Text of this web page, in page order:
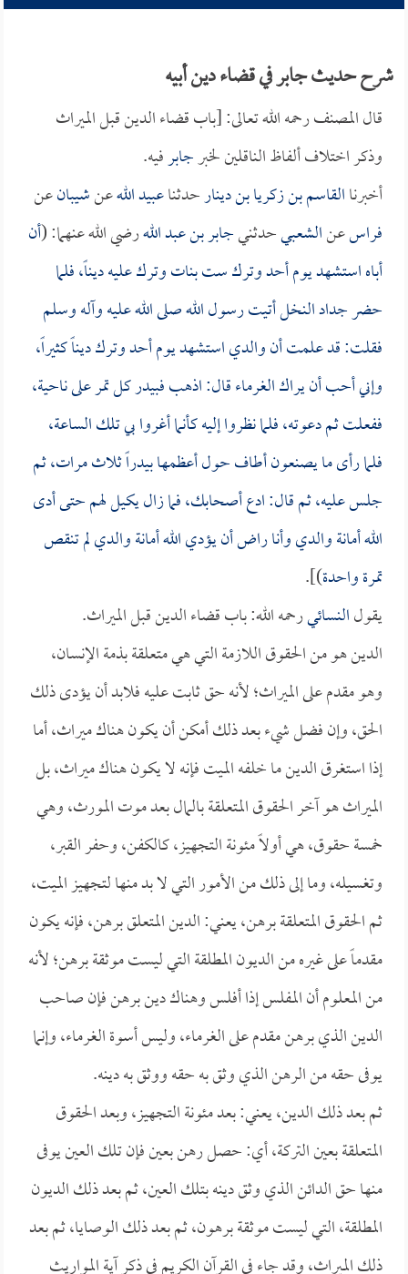
شرح حديث جابر في قضاء دين أبيه
قال المصنف رحمه الله تعالى: [باب قضاء الدين قبل الميراث
وذكر اختلاف ألفاظ الناقلين لخبرجابرفيه.
أخبرناالقاسم بن زكريا بن دينارحدثناعبيد اللهعنشيبانعن
فراسعنالشعبيحدثنيجابر بن عبد اللهرضي الله عنهما: (أن
أباه استشهد يوم أحد وترك ست بنات وترك عليه ديناً، فلما
حضر جداد النخل أتيت رسول الله صلى الله عليه وآله وسلم
فقلت: قد علمت أن والدي استشهد يوم أحد وترك ديناً كثيراً،
وإني أحب أن يراك الغرماء قال: اذهب فبيدر كل تمر على ناحية،
ففعلت ثم دعوته، فلما نظروا إليه كأنما أغروا بي تلك الساعة،
فلما رأى ما يصنعون أطاف حول أعظمها بيدراً ثلاث مرات، ثم
جلس عليه، ثم قال: ادع أصحابك، فما زال يكيل لهم حتى أدى
الله أمانة والدي وأنا راض أن يؤدي الله أمانة والدي لم تنقص
تمرة واحدة)].
يقولالنسائيرحمه الله: باب قضاء الدين قبل الميراث.
الدين هو من الحقوق اللازمة التي هي متعلقة بذمة الإنسان،
وهو مقدم على الميراث؛ لأنه حق ثابت عليه فلابد أن يؤدى ذلك
الحق، وإن فضل شيء بعد ذلك أمكن أن يكون هناك ميراث، أما
إذا استغرق الدين ما خلفه الميت فإنه لا يكون هناك ميراث، بل
الميراث هو آخر الحقوق المتعلقة بالمال بعد موت المورث، وهي
خمسة حقوق، هي أولاً مئونة التجهيز، كالكفن، وحفر القبر،
وتغسيله، وما إلى ذلك من الأمور التي لا بد منها لتجهيز الميت،
ثم الحقوق المتعلقة برهن، يعني: الدين المتعلق برهن، فإنه يكون
مقدماً على غيره من الديون المطلقة التي ليست موثقة برهن؛ لأنه
من المعلوم أن المفلس إذا أفلس وهناك دين برهن فإن صاحب
الدين الذي برهن مقدم على الغرماء، وليس أسوة الغرماء، وإنما
يوفى حقه من الرهن الذي وثق به حقه ووثق به دينه.
ثم بعد ذلك الدين، يعني: بعد مئونة التجهيز، وبعد الحقوق
المتعلقة بعين التركة، أي: حصل رهن بعين فإن تلك العين يوفى
منها حق الدائن الذي وثق دينه بتلك العين، ثم بعد ذلك الديون
المطلقة، التي ليست موثقة برهون، ثم بعد ذلك الوصايا، ثم بعد